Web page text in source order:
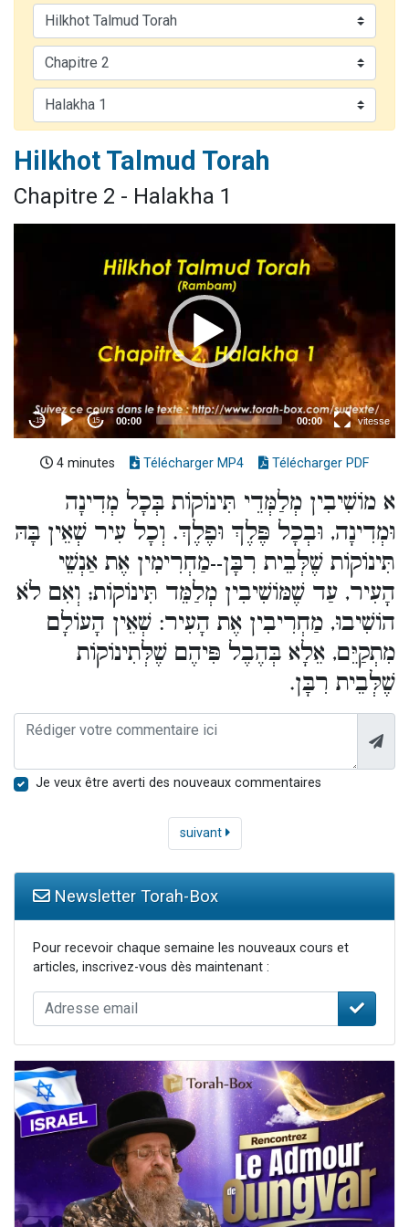
61 personnes viennent de demander une bénédiction
Il reste 49 places pour étudier en groupe sur Zoom
Eva vient de donner son Maasser
Hilkhot Talmud Torah
Chapitre 2 - Halakha 1
4 minutes Télécharger MP4 Télécharger PDF
א מוֹשִׁיבִין מְלַמְּדֵי תִּינוֹקוֹת בְּכָל מְדִינָה
וּמְדִינָה, וּבְכָל פֶּלֶךְ וּפֶלֶךְ. וְכָל עִיר שְׁאֵין בָּהּ
תִּינוֹקוֹת שֶׁלְּבֵית רִבָּן--מַחְרִימִין אֶת אַנְשֵׁי
הָעִיר, עַד שֶׁמּוֹשִׁיבִין מְלַמֵּד תִּינוֹקוֹת; וְאִם לֹא
הוֹשִׁיבוּ, מַחְרִיבִין אֶת הָעִיר: שְׁאֵין הָעוֹלָם
מִתְקַיֵּם, אֵלָא בְּהֶבֶל פִּיהֶם שֶׁלְּתִינוֹקוֹת
שֶׁלְּבֵית רִבָּן.
Je veux être averti des nouveaux commentaires
suivant
Newsletter Torah-Box
Pour recevoir chaque semaine les nouveaux cours et
articles, inscrivez-vous dès maintenant :